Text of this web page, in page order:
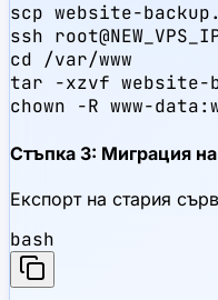
scp website-
ssh
cd /var/www
tar -xzvf website-
chown -R www-
Стъпка 3: Миграция на
Експорт на стария
bash